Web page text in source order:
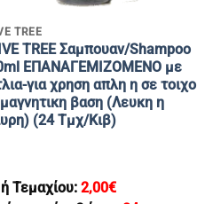
TREE
TREE Σαμπουαν/Shampoo
ΕΠΑΝΑΓΕΜΙΖΟΜΕΝΟ με
για χρηση απλη η σε τοιχο
βαση (Λευκη η
(24 Τμχ/Κιβ)
Τεμαχίου:2,00€